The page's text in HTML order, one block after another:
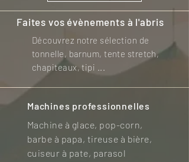
Faites vos évènements à l'abris
Découvrez notre sélection de
tonnelle, barnum, tente stretch,
chapiteaux, tipi ...
Machines professionnelles
Machine à glace, pop-corn,
barbe à papa, tireuse à bière,
cuiseur à pate, parasol